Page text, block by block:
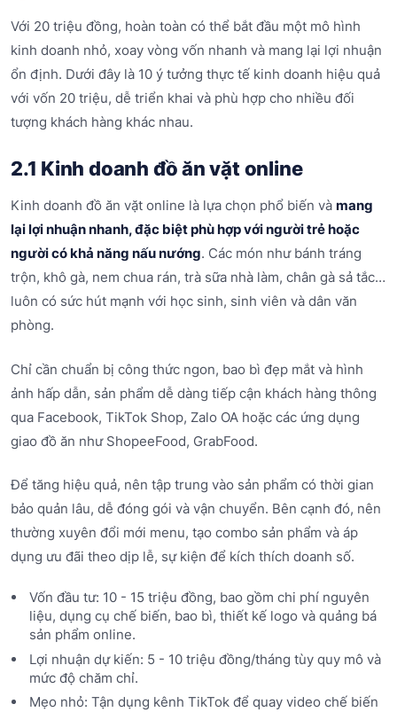
Với 20 triệu đồng, hoàn toàn có thể bắt đầu một mô hình
kinh doanh nhỏ, xoay vòng vốn nhanh và mang lại lợi nhuận
ổn định. Dưới đây là 10 ý tưởng thực tế kinh doanh hiệu quả
với vốn 20 triệu, dễ triển khai và phù hợp cho nhiều đối
tượng khách hàng khác nhau.
2.1 Kinh doanh đồ ăn vặt online
Kinh doanh đồ ăn vặt online là lựa chọn phổ biến và mang
lại lợi nhuận nhanh, đặc biệt phù hợp với người trẻ hoặc
người có khả năng nấu nướng. Các món như bánh tráng
trộn, khô gà, nem chua rán, trà sữa nhà làm, chân gà sả tắc…
luôn có sức hút mạnh với học sinh, sinh viên và dân văn
phòng.
Chỉ cần chuẩn bị công thức ngon, bao bì đẹp mắt và hình
ảnh hấp dẫn, sản phẩm dễ dàng tiếp cận khách hàng thông
qua Facebook, TikTok Shop, Zalo OA hoặc các ứng dụng
giao đồ ăn như ShopeeFood, GrabFood.
Để tăng hiệu quả, nên tập trung vào sản phẩm có thời gian
bảo quản lâu, dễ đóng gói và vận chuyển. Bên cạnh đó, nên
thường xuyên đổi mới menu, tạo combo sản phẩm và áp
dụng ưu đãi theo dịp lễ, sự kiện để kích thích doanh số.
Vốn đầu tư: 10 - 15 triệu đồng, bao gồm chi phí nguyên
liệu, dụng cụ chế biến, bao bì, thiết kế logo và quảng bá
sản phẩm online.
Lợi nhuận dự kiến: 5 - 10 triệu đồng/tháng tùy quy mô và
mức độ chăm chỉ.
Mẹo nhỏ: Tận dụng kênh TikTok để quay video chế biến